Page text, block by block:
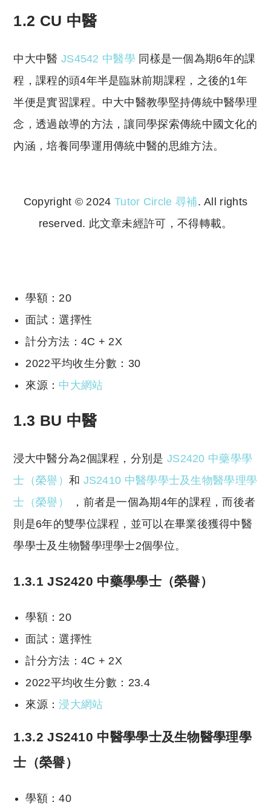
1.2 CU 中醫
中大中醫 JS4542 中醫學 同樣是一個為期6年的課
程，課程的頭4年半是臨牀前期課程，之後的1年
半便是實習課程。中大中醫教學堅持傳統中醫學理
念，透過啟導的方法，讓同學探索傳統中國文化的
內涵，培養同學運用傳統中醫的思維方法。
Copyright © 2024 Tutor Circle 尋補. All rights
reserved. 此文章未經許可，不得轉載。
學額：20
面試：選擇性
計分方法：4C + 2X
2022平均收生分數：30
來源： 中大網站
1.3 BU 中醫
浸大中醫分為2個課程，分別是 JS2420 中藥學學
士（榮譽） 和 JS2410 中醫學學士及生物醫學理學
士（榮譽）
，前者是一個為期4年的課程，而後者
則是6年的雙學位課程，並可以在畢業後獲得中醫
學學士及生物醫學理學士2個學位。
1.3.1 JS2420 中藥學學士（榮譽）
學額：20
面試：選擇性
計分方法：4C + 2X
2022平均收生分數：23.4
來源：浸大網站
1.3.2 JS2410 中醫學學士及生物醫學理學
士（榮譽）
學額：40